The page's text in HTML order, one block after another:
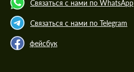
Связаться с нами по WhatsApp
Связаться с нами по Telegram
фейсбук